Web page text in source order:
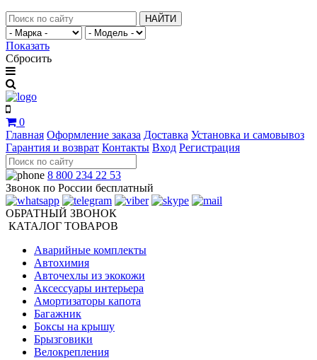
НАЙТИ
Показать
Сбросить
0
Главная Оформление заказа Доставка Установка и самовывоз
Гарантия и возврат Контакты Вход Регистрация
8 800 234 22 53
Звонок по России бесплатный
ОБРАТНЫЙ ЗВОНОК
КАТАЛОГ ТОВАРОВ
Аварийные комплекты
Автохимия
Авточехлы из экокожи
Аксессуары интерьера
Амортизаторы капота
Багажник
Боксы на крышу
Брызговики
Велокрепления